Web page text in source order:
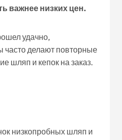
важнее низких цен.
удачно,
часто делают повторные
шляп и кепок на заказ.
низкопробных шляп и